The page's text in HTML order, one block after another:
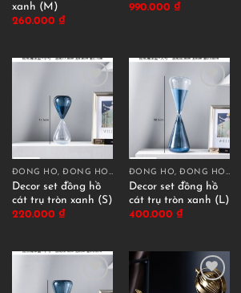
xanh (M)
260.000 ₫
990.000 ₫
ĐỒNG HỒ, ĐỒNG HỒ CÁT DECOR
Decor set đồng hồ
cát trụ tròn xanh (S)
220.000 ₫
ĐỒNG HỒ, ĐỒNG HỒ CÁT DECOR
Decor set đồng hồ
cát trụ tròn xanh (L)
400.000 ₫